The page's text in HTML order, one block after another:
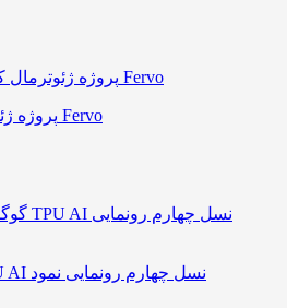
پروژه ژئوترمال کمپانی های گوگل و Fervo
گوگل از تراشه محافظ TPU AI نسل چهارم رونمایی نمود